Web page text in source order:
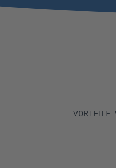
VORTEILE